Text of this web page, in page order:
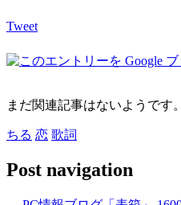
Tweet
まだ関連記事はないようです。
ちる 恋 歌詞
Post navigation